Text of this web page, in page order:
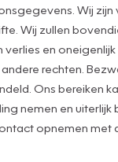
Wij zijn
Wij zullen
en
rechten.
Ons bereiken
nemen en
opnemen